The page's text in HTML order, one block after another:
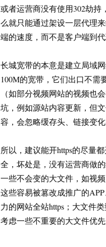
或者运营商没有使用302劫
么就只能通过架设一层代理
端的速度，而不是客户端到
长城宽带的本意是建立局域
100M的宽带，它们出口不需
（如部分视频网站的视频也
坑，例如源站内容更新，但
容，会忽略缓存头、链接变
所以，建议能开https的尽量
全，坏处是，没有运营商做
一些不会变的大文件，如视
这些容易被篡改成推广的
力的网站全站https；大文件
考虑一些不重要的大文件优先